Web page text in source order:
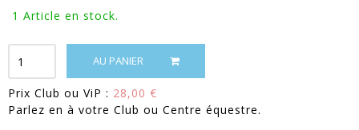
1 Article en stock.
AU PANIER
Prix Club ou ViP : 28,00 €
Parlez en à votre Club ou Centre équestre.